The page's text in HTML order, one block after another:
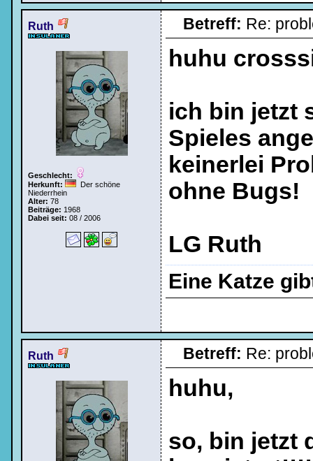
Bei jedem Besuch
automatisch einloggen.
Ich habe mein Passwort
vergessen |Registrieren
Ruth
Geschlecht:
Herkunft:
Der schöne
Niederrhein
Alter: 78
Beiträge: 1968
Dabei seit: 08 / 2006
Betreff: Re:
huhu
ich bin jetzt
Spieles
keinerlei
ohne Bugs!
LG Ruth
Eine Katze
Ruth Betreff: Re:
huhu,
so, bin jetzt